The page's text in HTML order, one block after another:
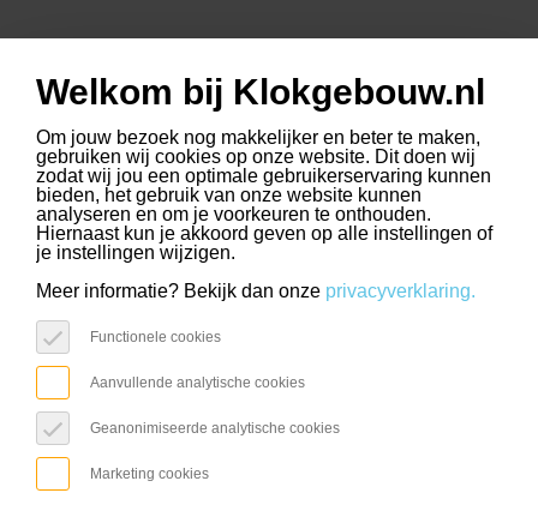
www.trudo.nl
www.slimmerkopen.nl
www.driehoekstrijps.nl
ZO. 16 AUG.
FeelGood Market
Welkom bij Klokgebouw.nl
select language
Om jouw bezoek nog makkelijker en beter te maken,
gebruiken wij cookies op onze website. Dit doen wij
zodat wij jou een optimale gebruikerservaring kunnen
bieden, het gebruik van onze website kunnen
analyseren en om je voorkeuren te onthouden.
Hiernaast kun je akkoord geven op alle instellingen of
je instellingen wijzigen.
Meer informatie? Bekijk dan onze privacyverklaring.
Functionele cookies
Aanvullende analytische cookies
Geanonimiseerde analytische cookies
Marketing cookies